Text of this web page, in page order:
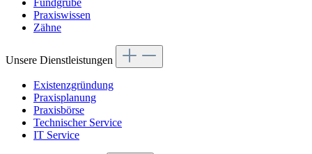
Fundgrube
Praxiswissen
Zähne
Unsere Dienstleistungen
Existenzgründung
Praxisplanung
Praxisbörse
Technischer Service
IT Service